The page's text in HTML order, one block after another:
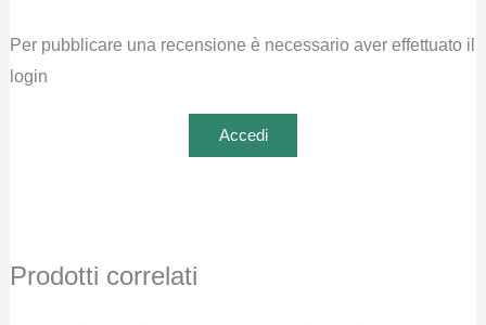
Per pubblicare una recensione è necessario aver effettuato il
login
Accedi
Prodotti correlati